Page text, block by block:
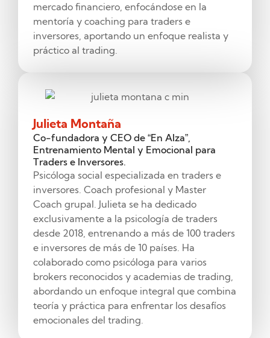
mercado financiero, enfocándose en la
mentoría y coaching para traders e
inversores, aportando un enfoque realista y
práctico al trading.
Julieta Montaña
Co-fundadora y CEO de “En Alza”,
Entrenamiento Mental y Emocional para
Traders e Inversores.
Psicóloga social especializada en traders e
inversores. Coach profesional y Master
Coach grupal. Julieta se ha dedicado
exclusivamente a la psicología de traders
desde 2018, entrenando a más de 100 traders
e inversores de más de 10 países. Ha
colaborado como psicóloga para varios
brokers reconocidos y academias de trading,
abordando un enfoque integral que combina
teoría y práctica para enfrentar los desafíos
emocionales del trading.